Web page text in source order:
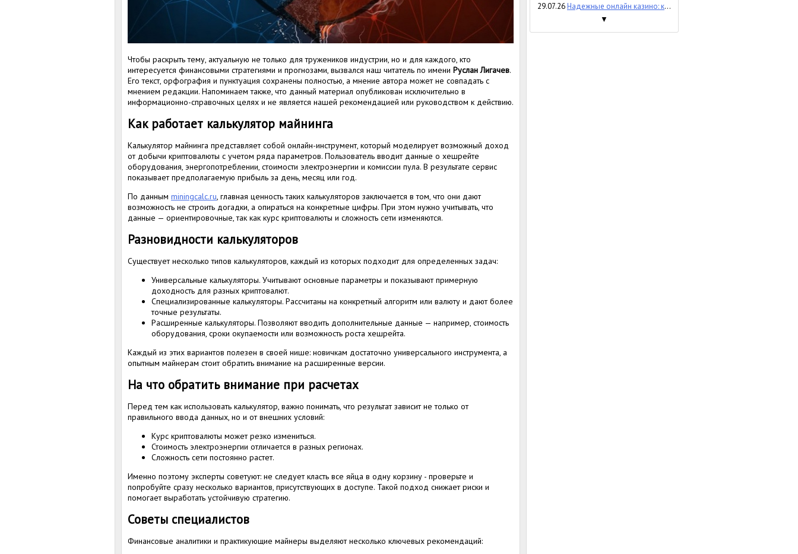
Чтобы раскрыть тему, актуальную не только для тружеников индустрии, но и для каждого, кто
интересуется финансовыми стратегиями и прогнозами, вызвался наш читатель по имени Руслан Лигачев.
Его текст, орфография и пунктуация сохранены полностью, а мнение автора может не совпадать с
мнением редакции. Напоминаем также, что данный материал опубликован исключительно в
информационно-справочных целях и не является нашей рекомендацией или руководством к действию.
Как работает калькулятор майнинга
Калькулятор майнинга представляет собой онлайн-инструмент, который моделирует возможный доход
от добычи криптовалюты с учетом ряда параметров. Пользователь вводит данные о хешрейте
оборудования, энергопотреблении, стоимости электроэнергии и комиссии пула. В результате сервис
показывает предполагаемую прибыль за день, месяц или год.
По данным miningcalc.ru, главная ценность таких калькуляторов заключается в том, что они дают
возможность не строить догадки, а опираться на конкретные цифры. При этом нужно учитывать, что
данные — ориентировочные, так как курс криптовалюты и сложность сети изменяются.
Разновидности калькуляторов
Существует несколько типов калькуляторов, каждый из которых подходит для определенных задач:
Универсальные калькуляторы. Учитывают основные параметры и показывают примерную
доходность для разных криптовалют.
Специализированные калькуляторы. Рассчитаны на конкретный алгоритм или валюту и дают более
точные результаты.
Расширенные калькуляторы. Позволяют вводить дополнительные данные — например, стоимость
оборудования, сроки окупаемости или возможность роста хешрейта.
Каждый из этих вариантов полезен в своей нише: новичкам достаточно универсального инструмента, а
опытным майнерам стоит обратить внимание на расширенные версии.
На что обратить внимание при расчетах
Перед тем как использовать калькулятор, важно понимать, что результат зависит не только от
правильного ввода данных, но и от внешних условий:
Курс криптовалюты может резко измениться.
Стоимость электроэнергии отличается в разных регионах.
Сложность сети постоянно растет.
Именно поэтому эксперты советуют: не следует класть все яйца в одну корзину - проверьте и
попробуйте сразу несколько вариантов, присутствующих в доступе. Такой подход снижает риски и
помогает выработать устойчивую стратегию.
Советы специалистов
Финансовые аналитики и практикующие майнеры выделяют несколько ключевых рекомендаций:
29.07.26Надежные онлайн казино: критерии экспертного сравнения
▼